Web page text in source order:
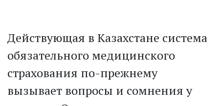
Действующая в Казахстане система
обязательного медицинского
страхования по-прежнему
вызывает вопросы и сомнения у